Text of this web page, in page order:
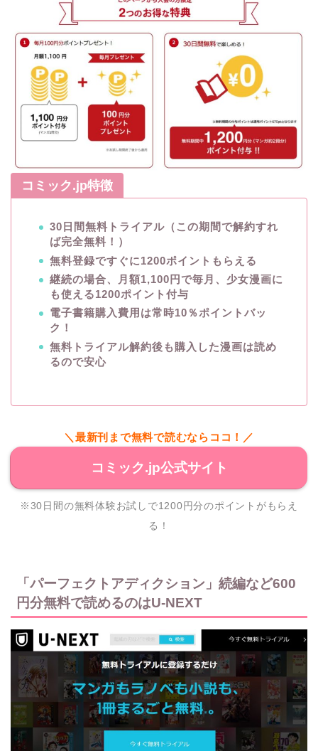
コミック.jp特徴
30日間無料トライアル（この期間で解約すれ
ば完全無料！）
無料登録ですぐに1200ポイントもらえる
継続の場合、月額1,100円で毎月、少女漫画に
も使える1200ポイント付与
電子書籍購入費用は常時10％ポイントバッ
ク！
無料トライアル解約後も購入した漫画は読め
るので安心
＼最新刊まで無料で読むならココ！／
コミック.jp公式サイト
※30日間の無料体験お試しで1200円分のポイントがもらえ
る！
「パーフェクトアディクション」続編など600
円分無料で読めるのはU-NEXT